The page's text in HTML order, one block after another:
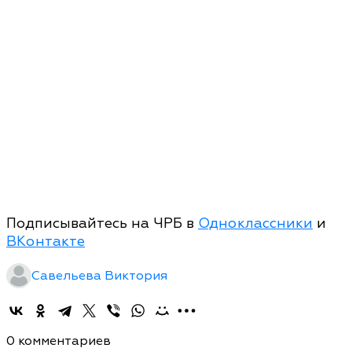
Подписывайтесь на ЧРБ в Одноклассники и
ВКонтакте
Савельева Виктория
0 комментариев